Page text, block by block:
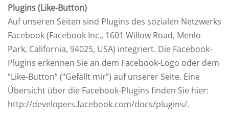
Plugins (Like-Button)
Auf unseren Seiten sind Plugins des sozialen Netzwerks
Facebook (Facebook Inc., 1601 Willow Road, Menlo
Park, California, 94025, USA) integriert. Die Facebook-
Plugins erkennen Sie an dem Facebook-Logo oder dem
“Like-Button” (“Gefällt mir”) auf unserer Seite. Eine
Übersicht über die Facebook-Plugins finden Sie hier:
http://developers.facebook.com/docs/plugins/.